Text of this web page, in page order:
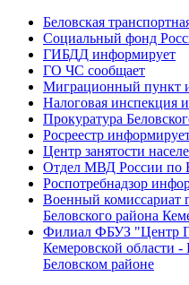
Беловская
Социальный фонд
ГИБДД информирует
ГО ЧС сообщает
Миграционный пункт
Налоговая инспекция
Прокуратура
Росреестр
Центр занятости
Отдел МВД России по
Роспотребнадзор
Военный комиссариат
Беловского района
Филиал ФБУЗ "Центр
Кемеровской области -
Беловском районе